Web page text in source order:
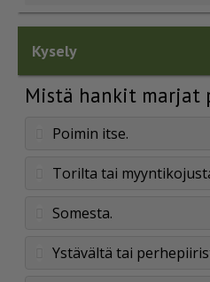
Kysely
Mistä hankit marjat
Poimin itse.
Torilta tai
Somesta.
Ystävältä tai